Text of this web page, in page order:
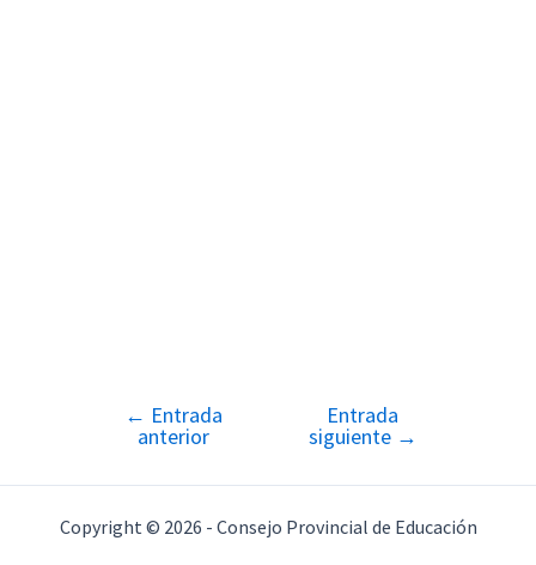
Navegación
entradas
← Entrada
anterior
Entrada
siguiente →
Copyright © 2026 - Consejo Provincial de Educación